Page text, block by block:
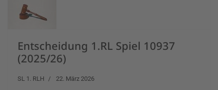
Entscheidung 1.RL Spiel 10937
(2025/26)
SL 1. RLH 22. März 2026